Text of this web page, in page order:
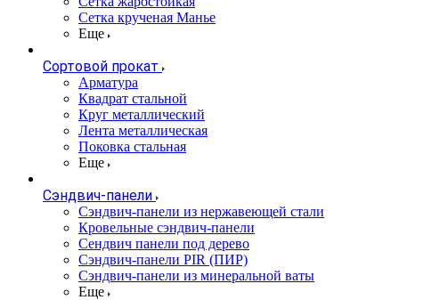
Сетка крученая Манье
Еще
Сортовой прокат
Арматура
Квадрат стальной
Круг металлический
Лента металлическая
Поковка стальная
Еще
Сэндвич-панели
Cэндвич-панели из нержавеющей стали
Кровельные сэндвич-панели
Сендвич панели под дерево
Сэндвич-панели PIR (ПИР)
Сэндвич-панели из минеральной ваты
Еще